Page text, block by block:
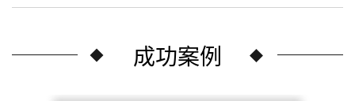
文将从设备、工艺到应用，为您全面解析这条生产线。
成功案例